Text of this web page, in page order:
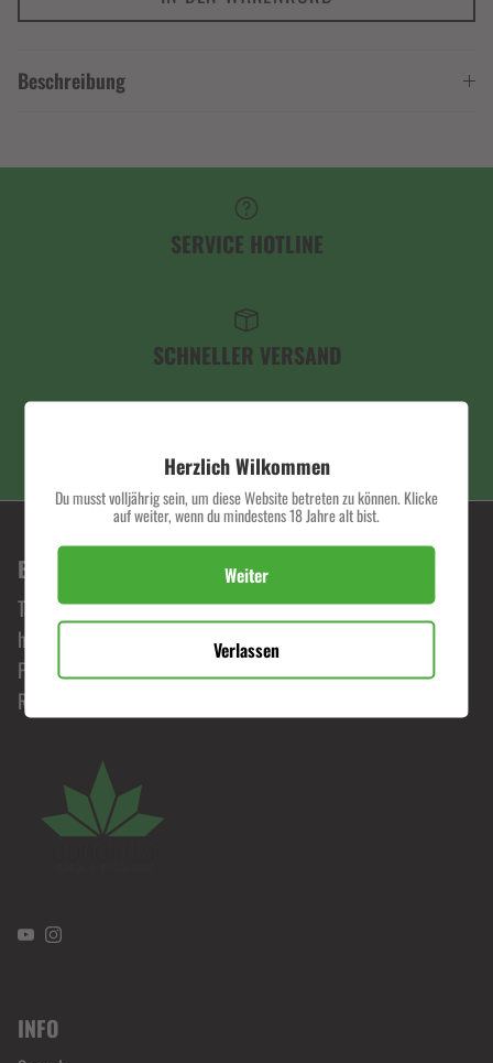
Beschreibung
SERVICE HOTLINE
SCHNELLER VERSAND
PREMIUM QUALITÄT
BONORUM PREMIUM HEMP SHOP
Tauche ein in die Welt von Bonorum, wo Leidenschaft für
hochwertige Hanfprodukte zelebriert wird. Erlebe
Premiumqualität zu fairen Preisen und begib dich auf eine
Reise durch unser exklusives Sortiment.
YouTubeInstagram
INFO
Herzlich Wilkommen
Du musst volljährig sein, um diese Website betreten zu können. Klicke
auf weiter, wenn du mindestens 18 Jahre alt bist.
Weiter
Verlassen